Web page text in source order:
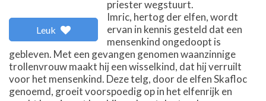
Leuk
priester wegstuurt.
Imric, hertog der elfen, wordt
ervan in kennis gesteld dat een
mensenkind ongedoopt is
gebleven. Met een gevangen genomen waanzinnige
trollenvrouw maakt hij een wisselkind, dat hij verruilt
voor het mensenkind. Deze telg, door de elfen Skafloc
genoemd, groeit voorspoedig op in het elfenrijk en